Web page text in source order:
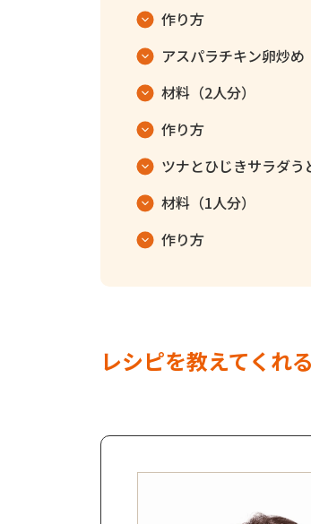
作り方
アスパラチキン卵炒め
材料（2人分）
作り方
ツナとひじきサラダう
材料（1人分）
作り方
レシピを教えてくれ